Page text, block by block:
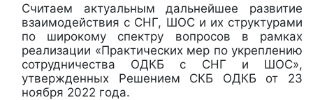
Считаем актуальным дальнейшее развитие
взаимодействия с СНГ, ШОС и их структурами
по широкому спектру вопросов в рамках
реализации «Практических мер по укреплению
сотрудничества ОДКБ с СНГ и ШОС»,
утвержденных Решением СКБ ОДКБ от 23
ноября 2022 года.